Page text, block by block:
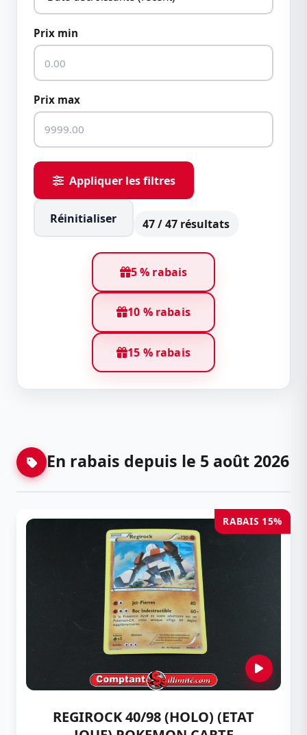
Prix min
Prix max
Appliquer les filtres
Réinitialiser 47 / 47 résultats
5 % rabais
10 % rabais
15 % rabais
En rabais depuis le 5 août 2026
RABAIS 15%
REGIROCK 40/98 (HOLO) (ETAT